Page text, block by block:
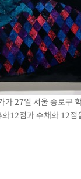
가 27일 서울 종로
화12점과 수채화 12